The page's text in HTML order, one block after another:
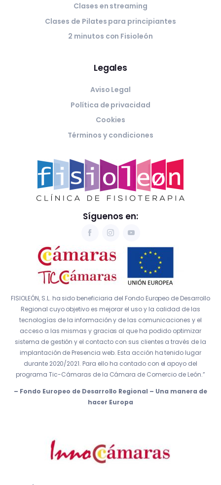
Clases en streaming
Clases de Pilates para principiantes
2 minutos con Fisioleón
Legales
Aviso Legal
Política de privacidad
Cookies
Términos y condiciones
Síguenos en:
FISIOLEÓN, S.L. ha sido beneficiaria del Fondo Europeo de Desarrollo
Regional cuyo objetivo es mejorar el uso y la calidad de las
tecnologías de la información y de las comunicaciones y el
acceso a las mismas y gracias al que ha podido optimizar
sistema de gestión y el contacto con sus clientes a través de la
implantación de Presencia web. Esta acción ha tenido lugar
durante 2020/2021. Para ello ha contado con el apoyo del
programa Tic-Cámaras de la Cámara de Comercio de León.”
– Fondo Europeo de Desarrollo Regional – Una manera de
hacer Europa